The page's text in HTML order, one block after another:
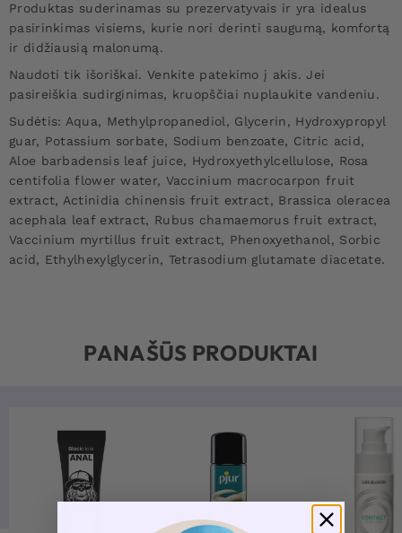
Produktas suderinamas su prezervatyvais ir yra idealus
pasirinkimas visiems, kurie nori derinti saugumą, komfortą
ir didžiausią malonumą.
Naudoti tik išoriškai. Venkite patekimo į akis. Jei
pasireiškia sudirginimas, kruopščiai nuplaukite vandeniu.
Sudėtis: Aqua, Methylpropanediol, Glycerin, Hydroxypropyl
guar, Potassium sorbate, Sodium benzoate, Citric acid,
Aloe barbadensis leaf juice, Hydroxyethylcellulose, Rosa
centifolia flower water, Vaccinium macrocarpon fruit
extract, Actinidia chinensis fruit extract, Brassica oleracea
acephala leaf extract, Rubus chamaemorus fruit extract,
Vaccinium myrtillus fruit extract, Phenoxyethanol, Sorbic
acid, Ethylhexylglycerin, Tetrasodium glutamate diacetate.
PANAŠŪS PRODUKTAI